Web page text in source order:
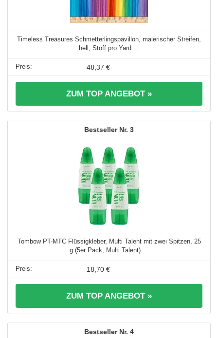
Timeless Treasures Schmetterlingspavillon, malerischer Streifen,
hell, Stoff pro Yard ...
48,37 €
ZUM TOP ANGEBOT »
3
Tombow PT-MTC Flüssigkleber, Multi Talent mit zwei Spitzen, 25
g (5er Pack, Multi Talent) ...
18,70 €
ZUM TOP ANGEBOT »
4